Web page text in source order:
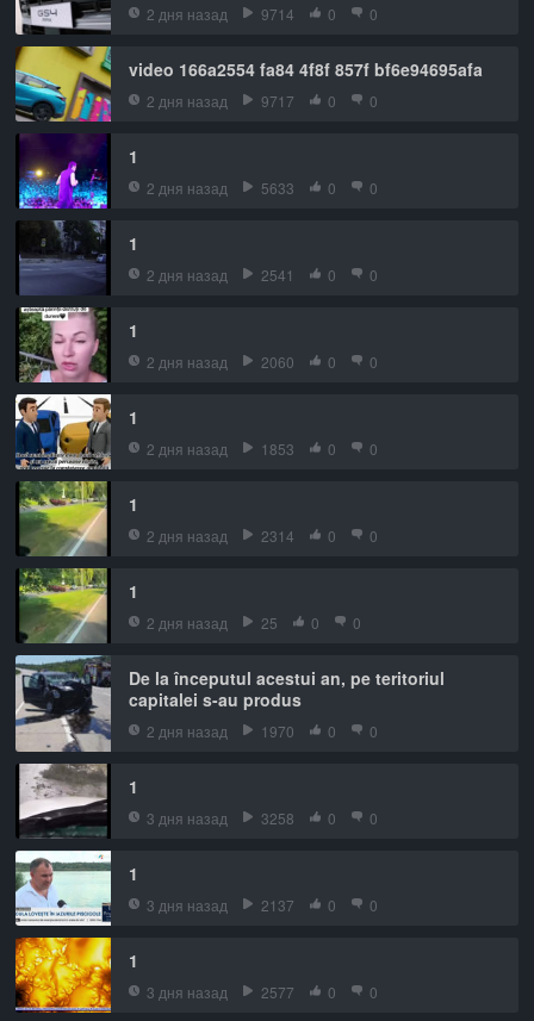
2 дня назад 9714 0 0
video 166a2554 fa84 4f8f 857f bf6e94695afa
2 дня назад 9717 0 0
1
2 дня назад 5633 0 0
1
2 дня назад 2541 0 0
1
2 дня назад 2060 0 0
1
2 дня назад 1853 0 0
1
2 дня назад 2314 0 0
1
2 дня назад 25 0 0
De la începutul acestui an, pe teritoriul
capitalei s-au produs
2 дня назад 1970 0 0
1
3 дня назад 3258 0 0
1
3 дня назад 2137 0 0
1
3 дня назад 2577 0 0